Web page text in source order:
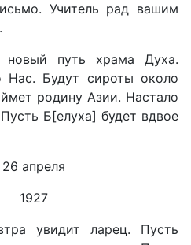
Учитель рад вашим
новый путь храма Духа.
Нас. Будут сироты около
родину Азии. Настало
Б[елуха] будет вдвое
26 апреля
1927
увидит ларец. Пусть